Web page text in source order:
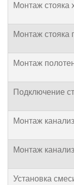
Монтаж стояка
Монтаж стояка
Монтаж
Подключение
Монтаж
Монтаж
Установка